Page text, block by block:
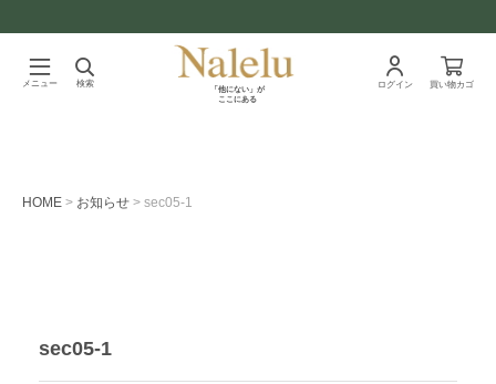
メニュー 検索
「他にない」が
ここにある
ログイン 買い物カゴ
HOME お知らせ sec05-1
sec05-1